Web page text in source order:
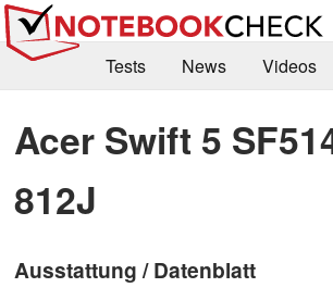
Tests News
Videos
Kaufberatung
Deals Suche
Forum
Acer Swift 5
812J
Ausstattung / Datenblatt